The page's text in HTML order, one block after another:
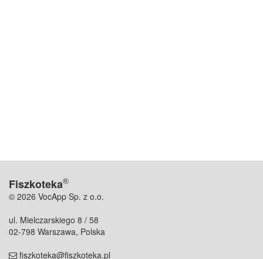
Fiszkoteka®
© 2026 VocApp Sp. z o.o.
ul. Mielczarskiego 8 / 58
02-798 Warszawa, Polska
fiszkoteka@fiszkoteka.pl